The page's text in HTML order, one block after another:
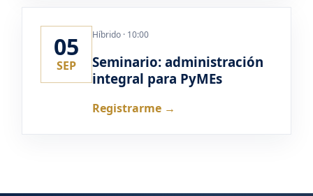
05
SEP
Híbrido · 10:00
Seminario: administración
integral para PyMEs
Registrarme →